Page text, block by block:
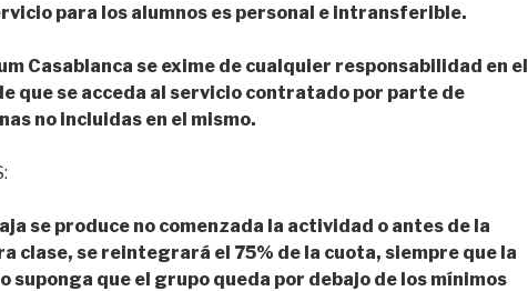
para los alumnos es personal e intransferible.
Casablanca se exime de cualquier responsabilidad en el
que se acceda al servicio contratado por parte de
no incluidas en el mismo.
se produce no comenzada la actividad o antes de la
clase, se reintegrará el 75% de la cuota, siempre que la
suponga que el grupo queda por debajo de los mínimos